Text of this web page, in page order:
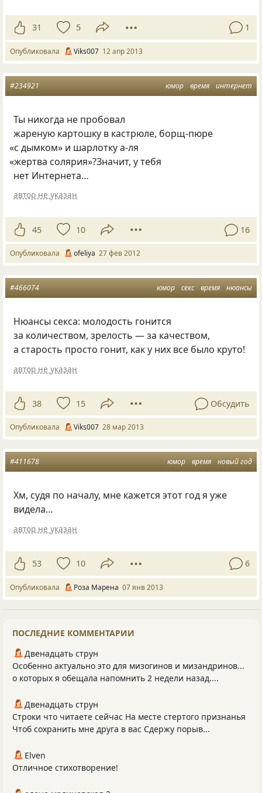
31 5 1
Опубликовала Viks007 12 апр 2013
юмор время интернет
#234921
Ты никогда не пробовал
жареную картошку в кастрюле, борщ-пюре
«с дымком» и шарлотку а-ля
«жертва солярия»?Значит, у тебя
нет Интернета…
автор не указан
45 10 16
Опубликовала ofeliya 27 фев 2012
юмор секс время нюансы
#466074
Нюансы секса: молодость гонится
за количеством, зрелость — за качеством,
а старость просто гонит, как у них все было круто!
автор не указан
38 15 Обсудить
Опубликовала Viks007 28 мар 2013
юмор время новый год
#411678
Хм, судя по началу, мне кажется этот год я уже
видела…
автор не указан
53 10 6
Опубликовала Роза Марена 07 янв 2013
ПОСЛЕДНИЕ КОММЕНТАРИИ
Двенадцать струн
Особенно актуально это для мизогинов и мизандринов...
о которых я обещала напомнить 2 недели назад....
Двенадцать струн
Строки что читаете сейчас На месте стертого признанья
Чтоб сохранить мне друга в вас Сдержу порыв...
Elven
Отличное стихотворение!